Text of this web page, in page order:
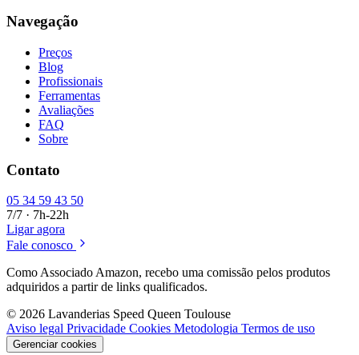
Navegação
Preços
Blog
Profissionais
Ferramentas
Avaliações
FAQ
Sobre
Contato
05 34 59 43 50
7/7 · 7h-22h
Ligar agora
Fale conosco
Como Associado Amazon, recebo uma comissão pelos produtos
adquiridos a partir de links qualificados.
© 2026 Lavanderias Speed Queen Toulouse
Aviso legal Privacidade Cookies Metodologia Termos de uso
Gerenciar cookies